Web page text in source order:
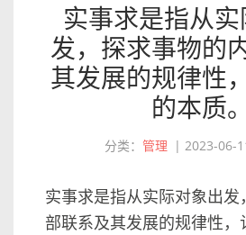
实事求是指从
发，探求事物的
其发展的规律性
的本质。
分类： 管理 | 2023-06-
实事求是指从实际对象出发
部联系及其发展的规律性，